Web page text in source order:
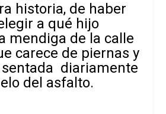
historia, de haber
a qué hijo
mendiga de la calle
carece de piernas y
diariamente
del asfalto.